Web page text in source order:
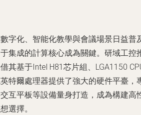
字化、智能化教學與會議場景日益普
集成的計算核心成為關鍵。研域工控
其基于Intel H81芯片組、LGA1150
特爾處理器提供了強大的硬件平臺，
互平板等設備量身打造，成為構建高
選擇。